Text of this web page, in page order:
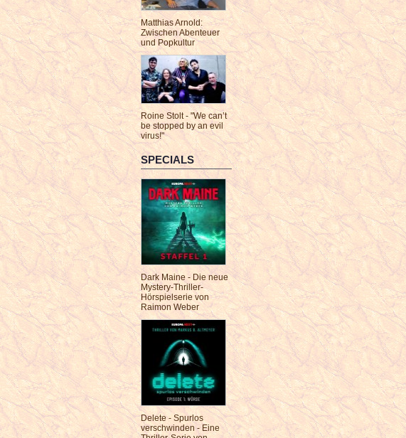
Matthias Arnold:
Zwischen Abenteuer
und Popkultur
Roine Stolt - "We can’t
be stopped by an evil
virus!"
SPECIALS
Dark Maine - Die neue
Mystery-Thriller-
Hörspielserie von
Raimon Weber
Delete - Spurlos
verschwinden - Eine